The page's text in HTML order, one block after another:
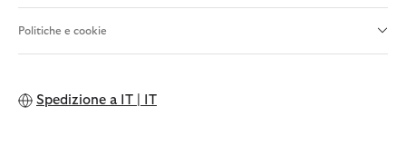
Politiche e cookie
Spedizione a IT | IT